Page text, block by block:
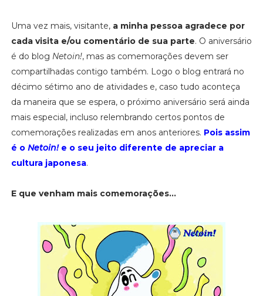
Uma vez mais, visitante, a minha pessoa agradece por
cada visita e/ou comentário de sua parte. O aniversário
é do blog Netoin!, mas as comemorações devem ser
compartilhadas contigo também. Logo o blog entrará no
décimo sétimo ano de atividades e, caso tudo aconteça
da maneira que se espera, o próximo aniversário será ainda
mais especial, incluso relembrando certos pontos de
comemorações realizadas em anos anteriores. Pois assim
é o Netoin!e o seu jeito diferente de apreciar a
cultura japonesa.
E que venham mais comemorações...